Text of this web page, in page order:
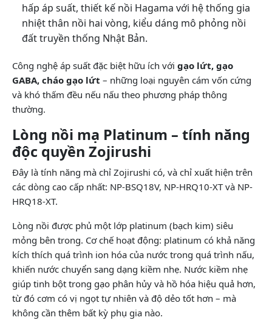
hấp áp suất, thiết kế nồi Hagama với hệ thống gia
nhiệt thân nồi hai vòng, kiểu dáng mô phỏng nồi
đất truyền thống Nhật Bản.
Công nghệ áp suất đặc biệt hữu ích với gạo lứt, gạo
GABA, cháo gạo lứt – những loại nguyên cám vốn cứng
và khó thấm đều nếu nấu theo phương pháp thông
thường.
Lòng nồi mạ Platinum – tính năng
độc quyền Zojirushi
Đây là tính năng mà chỉ Zojirushi có, và chỉ xuất hiện trên
các dòng cao cấp nhất: NP-BSQ18V, NP-HRQ10-XT và NP-
HRQ18-XT.
Lòng nồi được phủ một lớp platinum (bạch kim) siêu
mỏng bên trong. Cơ chế hoạt động: platinum có khả năng
kích thích quá trình ion hóa của nước trong quá trình nấu,
khiến nước chuyển sang dạng kiềm nhẹ. Nước kiềm nhẹ
giúp tinh bột trong gạo phân hủy và hồ hóa hiệu quả hơn,
từ đó cơm có vị ngọt tự nhiên và độ dẻo tốt hơn – mà
không cần thêm bất kỳ phụ gia nào.